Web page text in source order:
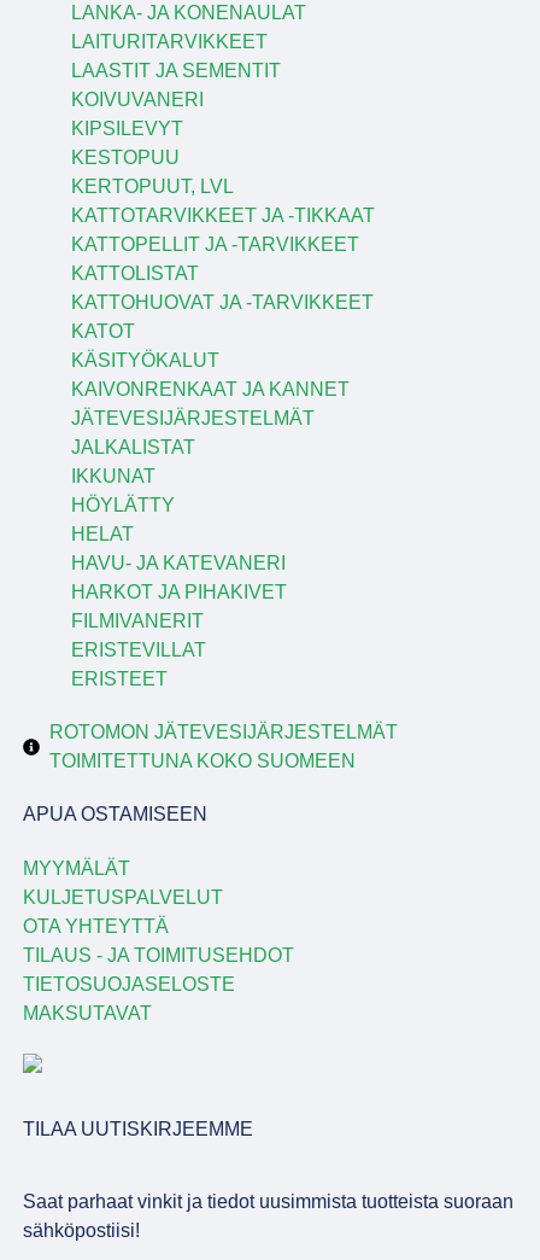
LANKA- JA KONENAULAT
LAITURITARVIKKEET
LAASTIT JA SEMENTIT
KOIVUVANERI
KIPSILEVYT
KESTOPUU
KERTOPUUT, LVL
KATTOTARVIKKEET JA -TIKKAAT
KATTOPELLIT JA -TARVIKKEET
KATTOLISTAT
KATTOHUOVAT JA -TARVIKKEET
KATOT
KÄSITYÖKALUT
KAIVONRENKAAT JA KANNET
JÄTEVESIJÄRJESTELMÄT
JALKALISTAT
IKKUNAT
HÖYLÄTTY
HELAT
HAVU- JA KATEVANERI
HARKOT JA PIHAKIVET
FILMIVANERIT
ERISTEVILLAT
ERISTEET
ROTOMON JÄTEVESIJÄRJESTELMÄT
TOIMITETTUNA KOKO SUOMEEN
APUA OSTAMISEEN
MYYMÄLÄT
KULJETUSPALVELUT
OTA YHTEYTTÄ
TILAUS - JA TOIMITUSEHDOT
TIETOSUOJASELOSTE
MAKSUTAVAT
TILAA UUTISKIRJEEMME
Saat parhaat vinkit ja tiedot uusimmista tuotteista suoraan
sähköpostiisi!